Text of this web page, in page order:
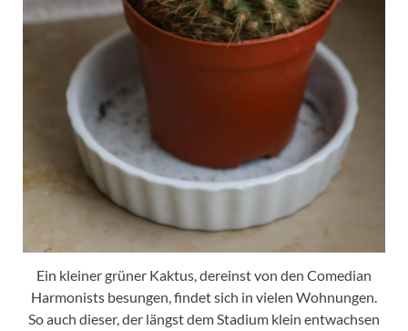
Ein kleiner grüner Kaktus, dereinst von den Comedian
Harmonists besungen, findet sich in vielen Wohnungen.
So auch dieser, der längst dem Stadium klein entwachsen